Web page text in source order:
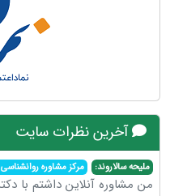
آخرین نظرات سایت
ملیحه سالاروند: مرکز مشاوره
من مشاوره آنلاین داشتم با